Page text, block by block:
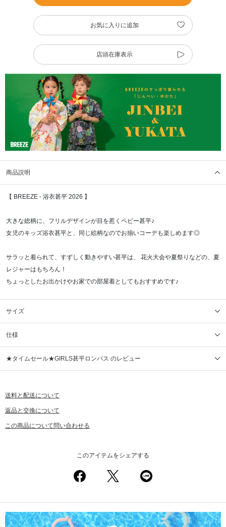
お気に入りに追加
店頭在庫表示
商品説明
【 BREEZE ‐ 浴衣甚平 2026 】
大きな総柄に、フリルデザインが目を惹くベビー甚平♪
女児のキッズ浴衣甚平と、同じ絵柄なのでお揃いコーデも楽しめます◎
サラッと着られて、すずしく動きやすい甚平は、 花火大会や夏祭りなどの、夏
レジャーはもちろん！
ちょっとしたお出かけやお家での部屋着としてもおすすめです♪
サイズ
仕様
★タイムセール★GIRLS甚平ロンパス のレビュー
送料と配送について
返品と交換について
この商品について問い合わせる
このアイテムをシェアする